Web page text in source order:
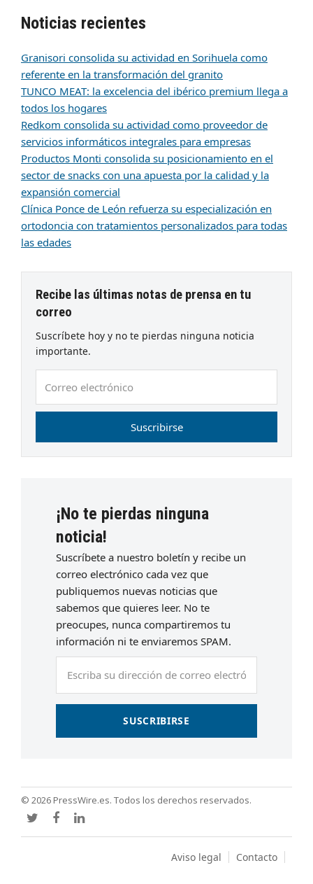
Noticias recientes
Granisori consolida su actividad en Sorihuela como
referente en la transformación del granito
TUNCO MEAT: la excelencia del ibérico premium llega a
todos los hogares
Redkom consolida su actividad como proveedor de
servicios informáticos integrales para empresas
Productos Monti consolida su posicionamiento en el
sector de snacks con una apuesta por la calidad y la
expansión comercial
Clínica Ponce de León refuerza su especialización en
ortodoncia con tratamientos personalizados para todas
las edades
Recibe las últimas notas de prensa en tu
correo
Suscríbete hoy y no te pierdas ninguna noticia
importante.
electrónico
Suscribirse
¡No te pierdas ninguna
noticia!
Suscríbete a nuestro boletín y recibe un
correo electrónico cada vez que
publiquemos nuevas noticias que
sabemos que quieres leer. No te
preocupes, nunca compartiremos tu
información ni te enviaremos SPAM.
SUSCRIBIRSE
© 2026 PressWire.es. Todos los derechos reservados.
TwitterFacebook
LinkedIn
Aviso legal Contacto